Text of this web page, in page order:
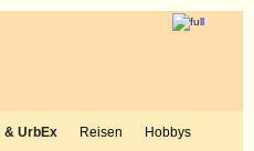
& UrbEx Reisen Hobbys